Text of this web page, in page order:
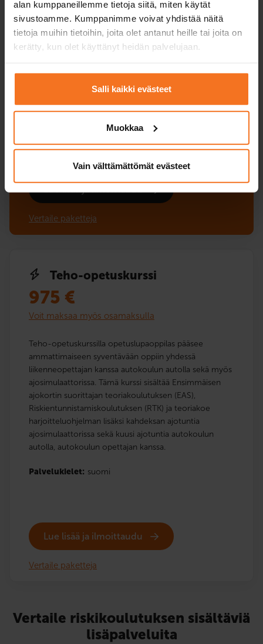
alan kumppaneillemme tietoja siitä, miten käytät
sivustoamme. Kumppanimme voivat yhdistää näitä
tietoja muihin tietoihin, joita olet antanut heille tai joita on
kerätty, kun olet käyttänyt heidän palvelujaan.
Salli kaikki evästeet
Muokkaa
Vain välttämättömät evästeet
Sisältää Ensimmäisen ajokortin suorittajan
teoriakoulutuksen (EAS) ja
Riskientunnistamiskoulutuksen (RTK),
teoriakoeharjoitteluohjelman sekä tarpeidesi mukaan
ajosimulaattorissa ja autokoulun autolla. Harjoitellaan
liikenneopettajan kanssa juuri niitä asioita, joihin kaipaat
suomi
Lue lisää ja ilmoittaudu
Vertaile paketteja
Teho-opetuskurssi
975 €
Voit maksaa myös osamaksulla
Teho-opetuskurssilla opetuslupaoppilas pääsee
ammattimaiseen syventävään oppiin yhdessä
liikenneopettajan kanssa autokoulun autolla sekä myös
ajosimulaattorissa. Tämä kurssi sisältää Ensimmäisen
ajokortin suorittajan teoriakoulutuksen (EAS),
Riskientunnistamiskoulutuksen (RTK) ja teoriakoe
harjoitteluohjelman lisäksi kahdeksan ajotuntia
ajosimulaattorissa sekä kuusi ajotuntia autokoulun
autolla, autokoulun opettajan kanssa.
Palvelukielet: suomi
Lue lisää ja ilmoittaudu
Vertaile paketteja
Vertaile riskikoulutuksen sisältäviä
lisäpalveluita